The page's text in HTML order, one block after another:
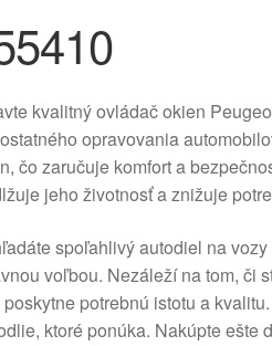
kvalitný ovládač okien
opravovania
čo zaručuje komfort a
jeho životnosť a znižuje
spoľahlivý autodiel na
voľbou. Nezáleží na tom, či
potrebnú istotu a
ktoré ponúka. Nakúpte ešte